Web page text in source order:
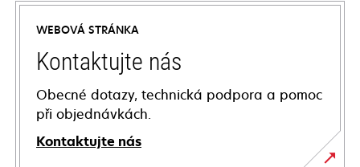
WEBOVÁ STRÁNKA
Kontaktujte nás
Obecné dotazy, technická podpora a pomoc
při objednávkách.
Kontaktujte nás